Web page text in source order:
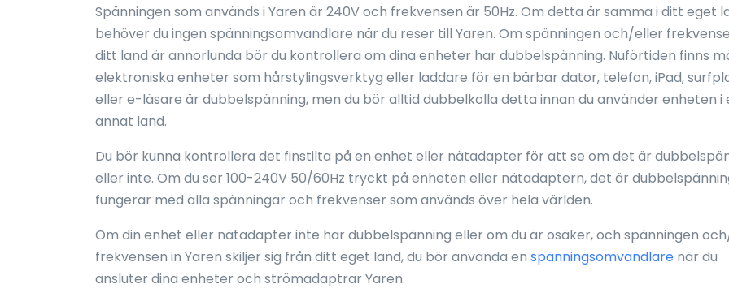
Spänningen som används i Yaren är 240V och frekvensen är 50Hz. Om detta är samma i ditt eget
behöver du ingen spänningsomvandlare när du reser till Yaren. Om spänningen och/eller
ditt land är annorlunda bör du kontrollera om dina enheter har dubbelspänning. Nuförtiden finns
elektroniska enheter som hårstylingsverktyg eller laddare för en bärbar dator, telefon, iPad,
eller e-läsare är dubbelspänning, men du bör alltid dubbelkolla detta innan du använder enheten i
annat land.
Du bör kunna kontrollera det finstilta på en enhet eller nätadapter för att se om det är
eller inte. Om du ser 100-240V 50/60Hz tryckt på enheten eller nätadaptern, det är
fungerar med alla spänningar och frekvenser som används över hela världen.
Om din enhet eller nätadapter inte har dubbelspänning eller om du är osäker, och spänningen
frekvensen in Yaren skiljer sig från ditt eget land, du bör använda en spänningsomvandlare när du
ansluter dina enheter och strömadaptrar Yaren.